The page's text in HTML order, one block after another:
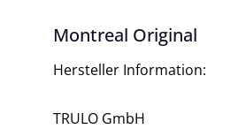
Montreal Original
Hersteller Information:
TRULO GmbH